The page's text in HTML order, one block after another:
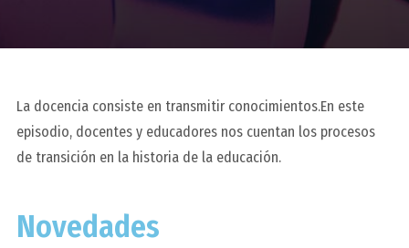
La docencia consiste en transmitir conocimientos.En este
episodio, docentes y educadores nos cuentan los procesos
de transición en la historia de la educación.
Novedades